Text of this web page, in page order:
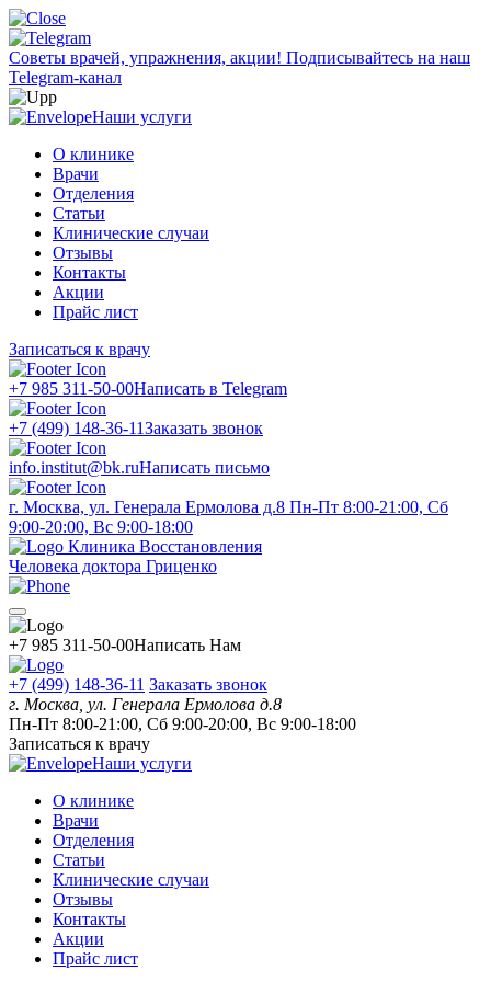
Советы врачей, упражнения, акции! Подписывайтесь на наш
Telegram-канал
Наши услуги
О клинике
Врачи
Отделения
Статьи
Клинические случаи
Отзывы
Контакты
Акции
Прайс лист
Записаться к врачу
+7 985 311-50-00Написать в Telegram
+7 (499) 148-36-11Заказать звонок
info.institut@bk.ruНаписать письмо
г. Москва, ул. Генерала Ермолова д.8 Пн-Пт 8:00-21:00, Сб
9:00-20:00, Вс 9:00-18:00
Клиника Восстановления
Человека доктора Гриценко
+7 985 311-50-00Написать Нам
+7 (499) 148-36-11 Заказать звонок
г. Москва, ул. Генерала Ермолова д.8
Пн-Пт 8:00-21:00, Сб 9:00-20:00, Вс 9:00-18:00
Записаться к врачу
Наши услуги
О клинике
Врачи
Отделения
Статьи
Клинические случаи
Отзывы
Контакты
Акции
Прайс лист